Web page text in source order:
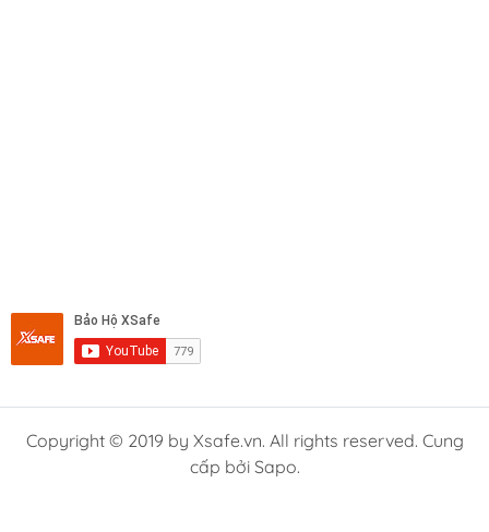
Copyright © 2019 by Xsafe.vn. All rights reserved. Cung
cấp bởi Sapo.